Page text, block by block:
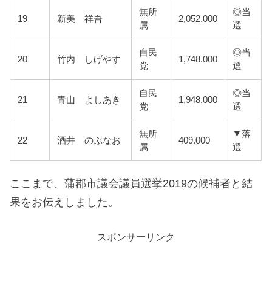
19 新美 祥吾
無所
属
2,052.000
◎当
選
20 竹内 しげやす
自民
党
1,748.000
◎当
選
21 青山 よしあき
自民
党
1,948.000
◎当
選
22 酒井 のぶなお
無所
属
409.000
▼落
選
ここまで、蒲郡市議会議員選挙2019の候補者と結
果をお伝えしました。
スポンサーリンク